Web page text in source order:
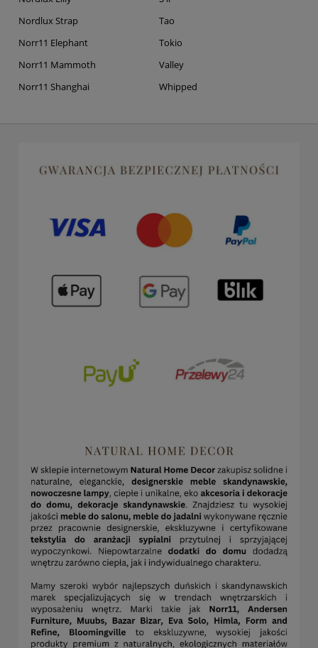
Nordlux Strap
Norr11 Elephant
Norr11 Mammoth
Norr11 Shanghai
Tao
Tokio
Valley
Whipped